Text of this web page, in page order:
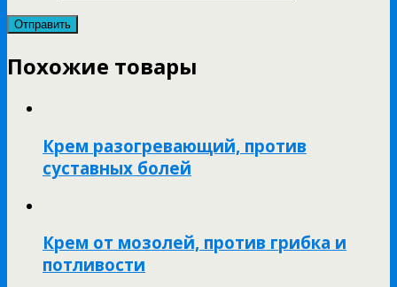
Похожие товары
Крем разогревающий, против
суставных болей
Крем от мозолей, против грибка и
потливости